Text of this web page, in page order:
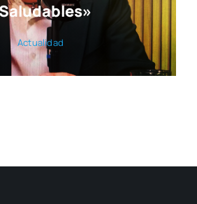
Actua­li­dad